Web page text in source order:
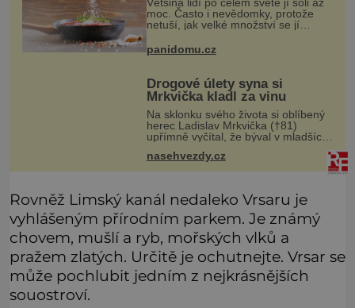
moc. Často i nevědomky, protože
netuší, jak velké množství se jí
potravinách, dokonce i těch
sladkých. Sůl je zdravá
panidomu.cz
Drogové úlety syna si
Mrkvička kladl za vinu
Na sklonku svého života si oblíbený
herec Ladislav Mrkvička (†81)
upřímně vyčítal, že býval v mladších
něm vyvolával hlavně velmi
dramatický osud jeho třetího syna
nasehvezdy.cz
Rovněž Limský kanál nedaleko Vrsaru je
vyhlášeným přírodním parkem. Je známý
chovem, mušlí a ryb, mořských vlků a
pražem zlatých. Určitě je ochutnejte. Vrsar se
může pochlubit jedním z nejkrásnějších
souostroví.